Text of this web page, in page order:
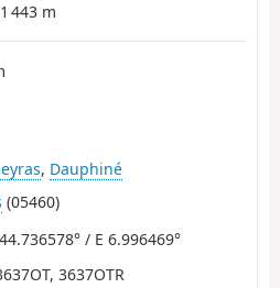
443 m
, Dauphiné
(05460)
/ E 6.996469°
3637OTR